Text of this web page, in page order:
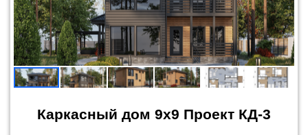
Каркасный дом 9x9 Проект КД-3